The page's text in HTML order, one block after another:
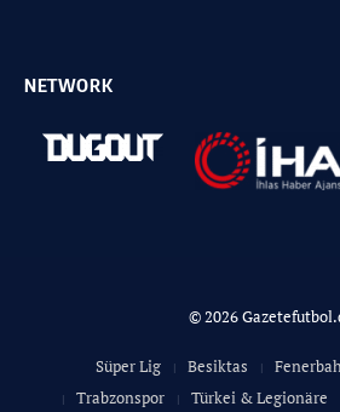
NETWORK
© 2026
Süper Lig Besiktas
Trabzonspor
Türkei & Legionäre